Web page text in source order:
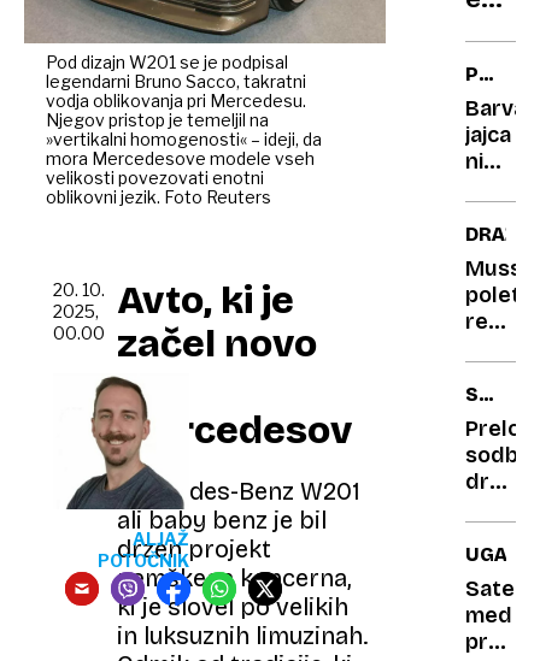
Pod dizajn W201 se je podpisal
legendarni Bruno Sacco, takratni
vodja oblikovanja pri Mercedesu.
Njegov pristop je temeljil na
»vertikalni homogenosti« – ideji, da
mora Mercedesove modele vseh
velikosti povezovati enotni
oblikovni jezik. Foto Reuters
Avto, ki je
začel novo
ero
mercedesov
Mercedes-Benz W201
ali baby benz je bil
drzen projekt
nemškega koncerna,
ki je slovel po velikih
in luksuznih limuzinah.
20. 10.
2025,
00.00
ALJAŽ
POTOČNIK
mora
ta
teden
vse
staro
za
seboj
Barva
jajca
ni
šteje
samo
ena
to ni
lupina)
na
dražbi
SODNI
MLINI
sodba:
država
pred
še
Sateliti
med